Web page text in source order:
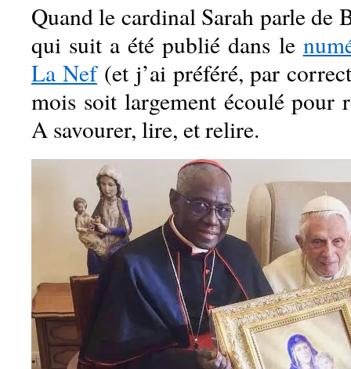
Quand le cardinal Sarah parle
qui suit a été publié dans le
La Nef(et j’ai préféré, par
mois soit largement écoulé pour
A savourer, lire, et relire.